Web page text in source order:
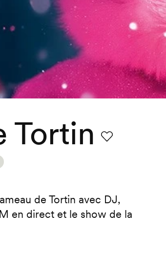
Tortin
de Tortin avec DJ,
en direct et le show de la